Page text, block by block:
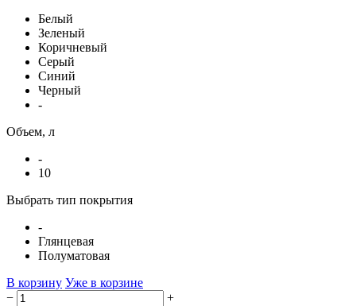
Белый
Зеленый
Коричневый
Серый
Синий
Черный
-
Объем, л
-
10
Выбрать тип покрытия
-
Глянцевая
Полуматовая
В корзину Уже в корзине
−
+